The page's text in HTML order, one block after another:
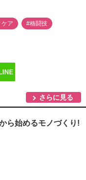
ア #格闘技
さらに見る
ら始めるモノづくり!